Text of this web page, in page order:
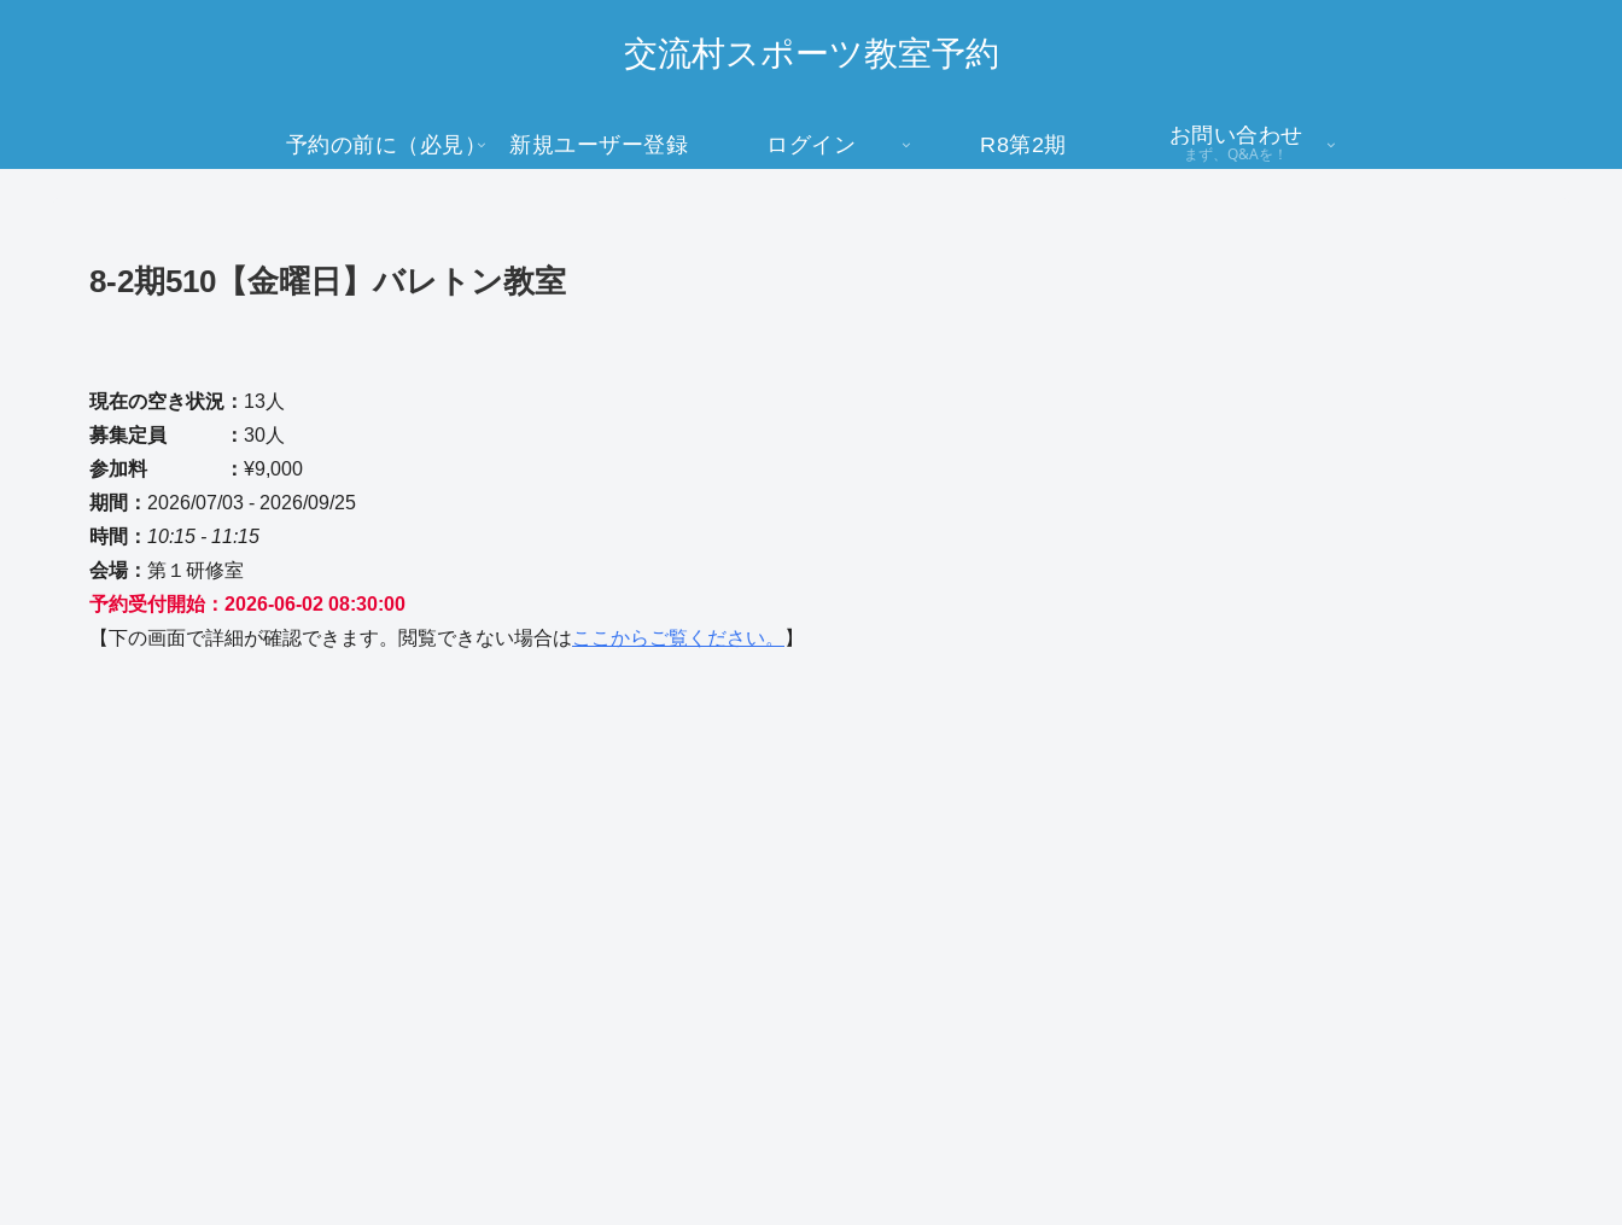
交流村スポーツ教室予約
予約の前に（必見） 新規ユーザー登録 ログイン R8第2期 お問い合わせ
まず、Q&Aを！
8-2期510【金曜日】バレトン教室
現在の空き状況： 13人
募集定員 ： 30人
参加料 ： ¥9,000
期間： 2026/07/03 - 2026/09/25
時間： 10:15 - 11:15
会場： 第１研修室
予約受付開始：2026-06-02 08:30:00
【下の画面で詳細が確認できます。閲覧できない場合はここからご覧ください。 】